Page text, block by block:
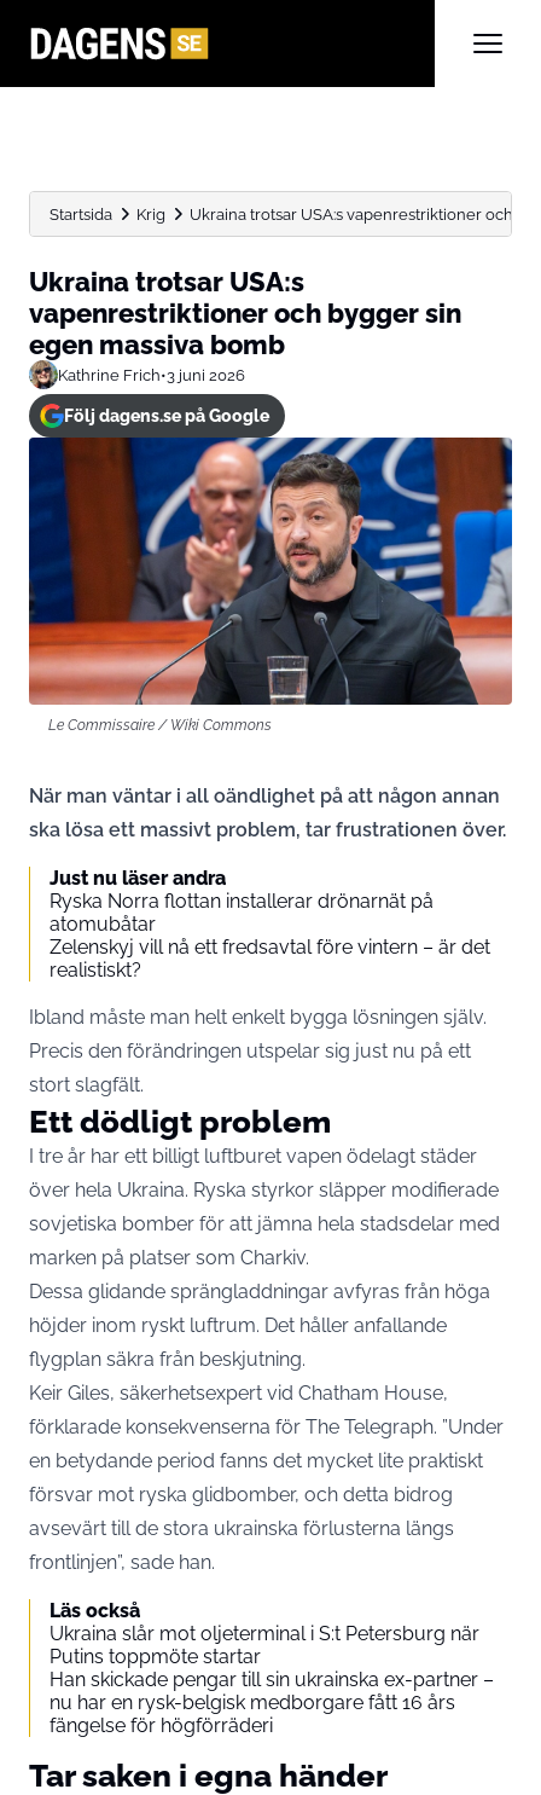
Startsida Krig Ukraina trotsar USA:s vapenrestriktioner och
Ukraina trotsar USA:s
vapenrestriktioner och bygger sin
egen massiva bomb
Kathrine Frich•3 juni 2026
Följ dagens.se på Google
Le Commissaire / Wiki Commons
När man väntar i all oändlighet på att någon annan
ska lösa ett massivt problem, tar frustrationen över.
Just nu läser andra
Ryska Norra flottan installerar drönarnät på
atomubåtar
Zelenskyj vill nå ett fredsavtal före vintern – är det
realistiskt?
Ibland måste man helt enkelt bygga lösningen själv.
Precis den förändringen utspelar sig just nu på ett
stort slagfält.
Ett dödligt problem
I tre år har ett billigt luftburet vapen ödelagt städer
över hela Ukraina. Ryska styrkor släpper modifierade
sovjetiska bomber för att jämna hela stadsdelar med
marken på platser som Charkiv.
Dessa glidande sprängladdningar avfyras från höga
höjder inom ryskt luftrum. Det håller anfallande
flygplan säkra från beskjutning.
Keir Giles, säkerhetsexpert vid Chatham House,
förklarade konsekvenserna för The Telegraph. ”Under
en betydande period fanns det mycket lite praktiskt
försvar mot ryska glidbomber, och detta bidrog
avsevärt till de stora ukrainska förlusterna längs
frontlinjen”, sade han.
Läs också
Ukraina slår mot oljeterminal i S:t Petersburg när
Putins toppmöte startar
Han skickade pengar till sin ukrainska ex-partner –
nu har en rysk-belgisk medborgare fått 16 års
fängelse för högförräderi
Tar saken i egna händer